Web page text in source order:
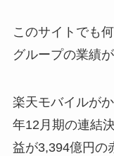
このサイトでも
グループの業績
楽天モバイルが
年12月期の連結
益が3,394億円の